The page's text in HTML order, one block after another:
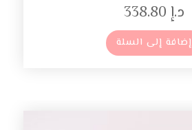
د.إ
إضافة إلى السلة